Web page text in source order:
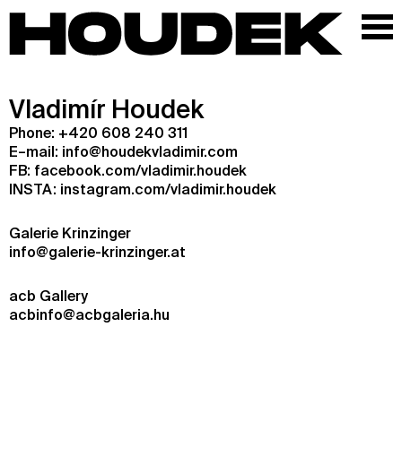
Vladimír Houdek
Phone: +420 608 240 311
E–mail: info@houdekvladimir.com
FB: facebook.com/vladimir.houdek
INSTA: instagram.com/vladimir.houdek
Galerie Krinzinger
info@galerie-krinzinger.at
acb Gallery
acbinfo@acbgaleria.hu